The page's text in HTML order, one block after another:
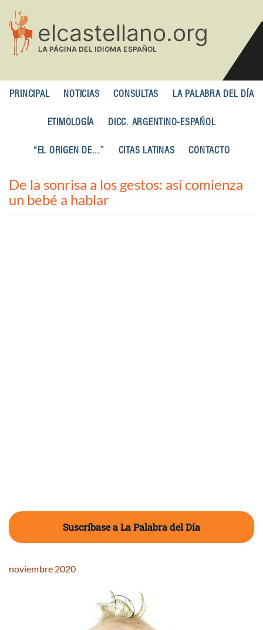
contenido
principal
PRINCIPAL NOTICIAS CONSULTAS LA PALABRA DEL DÍA
ETIMOLOGÍA DICC. ARGENTINO-ESPAÑOL
“EL ORIGEN DE...” CITAS LATINAS CONTACTO
De la sonrisa a los gestos: así comienza
un bebé a hablar
Suscríbase a La Palabra del Día
noviembre 2020